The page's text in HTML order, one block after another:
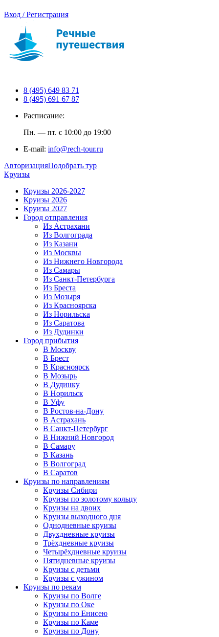
Вход / Регистрация
8 (495) 649 83 71
8 (495) 691 67 87
Расписание:
Пн. — пт. с 10:00 до 19:00
E-mail: info@rech-tour.ru
АвторизацияПодобрать тур
Круизы
Круизы 2026-2027
Круизы 2026
Круизы 2027
Город отправления
Из Астрахани
Из Волгограда
Из Казани
Из Москвы
Из Нижнего Новгорода
Из Самары
Из Санкт-Петербурга
Из Бреста
Из Мозыря
Из Красноярска
Из Норильска
Из Саратова
Из Дудинки
Город прибытия
В Москву
В Брест
В Красноярск
В Мозырь
В Дудинку
В Норильск
В Уфу
В Ростов-на-Дону
В Астрахань
В Санкт-Петербург
В Нижний Новгород
В Самару
В Казань
В Волгоград
В Саратов
Круизы по направлениям
Круизы Сибири
Круизы по золотому кольцу
Круизы на двоих
Круизы выходного дня
Однодневные круизы
Двухдневные круизы
Трёхдневные круизы
Четырёхдневные круизы
Пятидневные круизы
Круизы с детьми
Круизы с ужином
Круизы по рекам
Круизы по Волге
Круизы по Оке
Круизы по Енисею
Круизы по Каме
Круизы по Дону